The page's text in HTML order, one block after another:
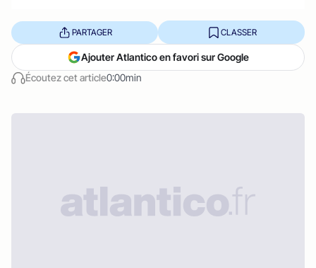
Écoutez cet article0:00min
PARTAGER CLASSER
Ajouter Atlantico en favori sur Google